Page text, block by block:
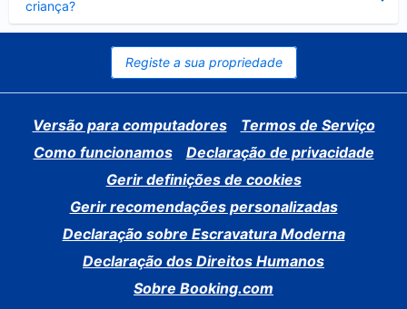
criança?
Registe a sua propriedade
Versão para computadores
Termos de Serviço
Como funcionamos
Declaração de privacidade
Gerir definições de cookies
Gerir recomendações personalizadas
Declaração sobre Escravatura Moderna
Declaração dos Direitos Humanos
Sobre Booking.com